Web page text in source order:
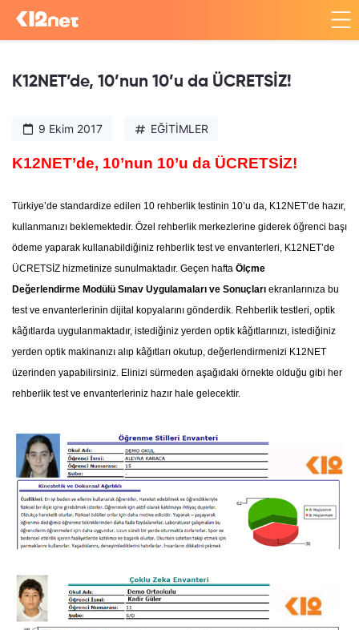
K12NET’de, 10’nun 10’u da ÜCRETSİZ!
9 Ekim 2017 EĞİTİMLER
K12NET’de, 10’nun 10’u da ÜCRETSİZ!
Türkiye’de standardize edilen 10 rehberlik testinin 10’u da, K12NET’de hazır,
kullanmanızı beklemektedir. Özel rehberlik merkezlerine giderek öğrenci başı
ödeme yaparak kullanabildiğiniz rehberlik test ve envanterleri, K12NET’de
ÜCRETSİZ hizmetinize sunulmaktadır. Geçen hafta Ölçme
Değerlendirme Modülü Sınav Uygulamaları ve Sonuçları ekranlarınıza bu
test ve envanterlerinin dijital kopyalarını gönderdik. Rehberlik testleri, optik
kâğıtlarda uygulanmaktadır, istediğiniz yerden optik kâğıtlarınızı, istediğiniz
yerden optik makinanızı alıp kâğıtları okutup, değerlendirmenizi K12NET
üzerinden yapabilirsiniz. Elinizi sürmeden aşağıdaki örnekte olduğu gibi her
rehberlik test ve envanterleriniz hazır hale gelecektir.